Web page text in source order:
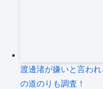
渡邊渚が嫌いと言わ
の道のりも調査！